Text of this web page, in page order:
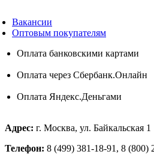
Вакансии
Оптовым покупателям
Оплата банковскими картами
Оплата через Сбербанк.Онлайн
Оплата Яндекс.Деньгами
Адрес: г. Москва, ул. Байкальская 1
Телефон: 8 (499) 381-18-91, 8 (800)